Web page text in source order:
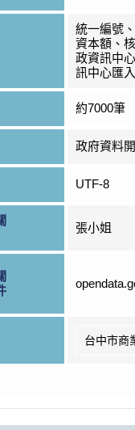
統一編號
資本額、
政資訊中
訊中心匯
約7000筆
政府資料
UTF-8
張小姐
台中市商